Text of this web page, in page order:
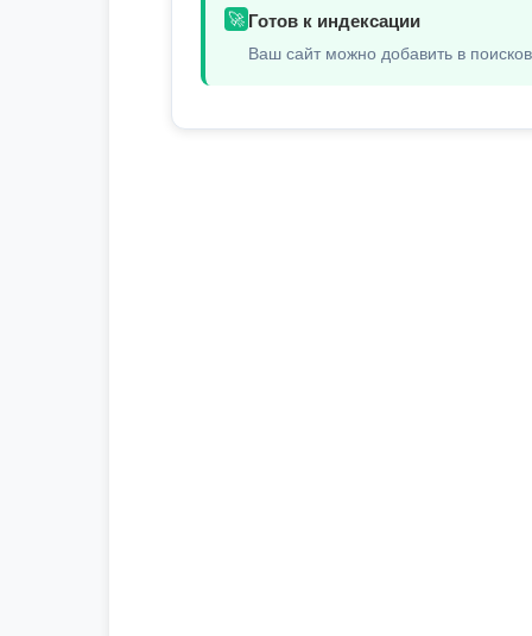
🚀 Готов к индексации
Ваш сайт можно добавить в